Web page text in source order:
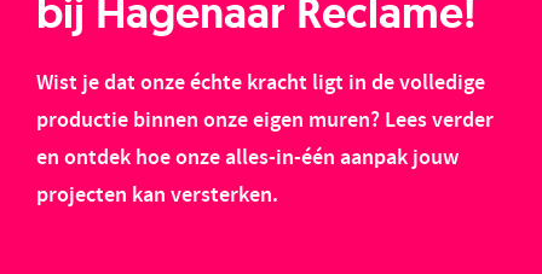
bij Hagenaar Reclame!
Wist je dat onze échte kracht ligt in de volledige
productie binnen onze eigen muren? Lees verder
en ontdek hoe onze alles-in-één aanpak jouw
projecten kan versterken.